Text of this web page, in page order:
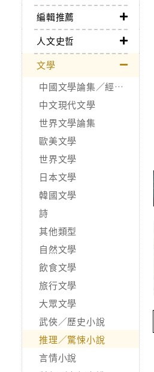
編輯推薦
人文史哲
文學
中國文學論集／經典作品
中文現代文學
世界文學論集
歐美文學
世界文學
日本文學
韓國文學
詩
其他類型
自然文學
飲食文學
旅行文學
大眾文學
武俠／歷史小說
推理／驚悚小說
言情小說